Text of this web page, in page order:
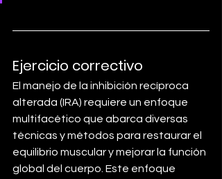
Ejercicio correctivo
El manejo de la inhibición recíproca
alterada (IRA) requiere un enfoque
multifacético que abarca diversas
técnicas y métodos para restaurar el
equilibrio muscular y mejorar la función
global del cuerpo. Este enfoque